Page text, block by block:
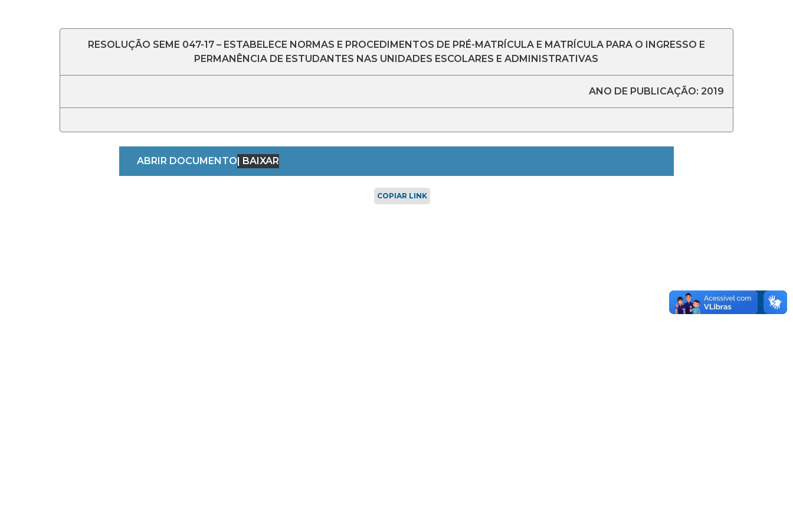
RESOLUÇÃO SEME 047-17 – ESTABELECE NORMAS E PROCEDIMENTOS DE PRÉ-MATRÍCULA E MATRÍCULA PARA O INGRESSO E
PERMANÊNCIA DE ESTUDANTES NAS UNIDADES ESCOLARES E ADMINISTRATIVAS
ANO DE PUBLICAÇÃO: 2019
ABRIR DOCUMENTO| BAIXAR
COPIAR LINK